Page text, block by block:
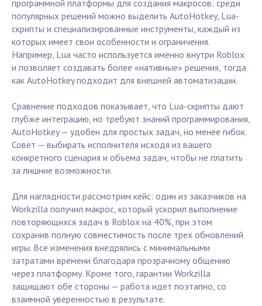
программной платформы для создания макросов: среди
популярных решений можно выделить AutoHotkey, Lua-
скрипты и специализированные инструменты, каждый из
которых имеет свои особенности и ограничения.
Например, Lua часто используется именно внутри Roblox
и позволяет создавать более «нативные» решения, тогда
как AutoHotkey подходит для внешней автоматизации.
Сравнение подходов показывает, что Lua-скрипты дают
глубже интеграцию, но требуют знаний программирования,
AutoHotkey — удобен для простых задач, но менее гибок.
Совет — выбирать исполнителя исходя из вашего
конкретного сценария и объема задач, чтобы не платить
за лишние возможности.
Для наглядности рассмотрим кейс: один из заказчиков на
Workzilla получил макрос, который ускорил выполнение
повторяющихся задач в Roblox на 40%, при этом
сохранив полную совместимость после трех обновлений
игры. Все изменения внедрялись с минимальными
затратами времени благодаря прозрачному общению
через платформу. Кроме того, гарантии Workzilla
защищают обе стороны — работа идет поэтапно, со
взаимной уверенностью в результате.